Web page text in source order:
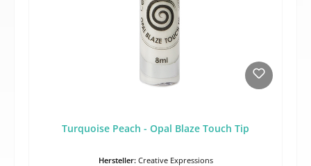
Turquoise Peach - Opal Blaze Touch Tip
Hersteller: Creative Expressions